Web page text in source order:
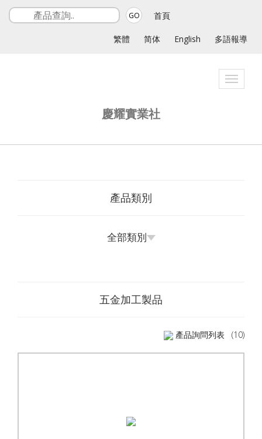
GO 首頁
繁體 简体 English 多語報導
Toggle
慶耀實業社
產品類別
全部類別
五金加工製品
產品詢問列表 (10)